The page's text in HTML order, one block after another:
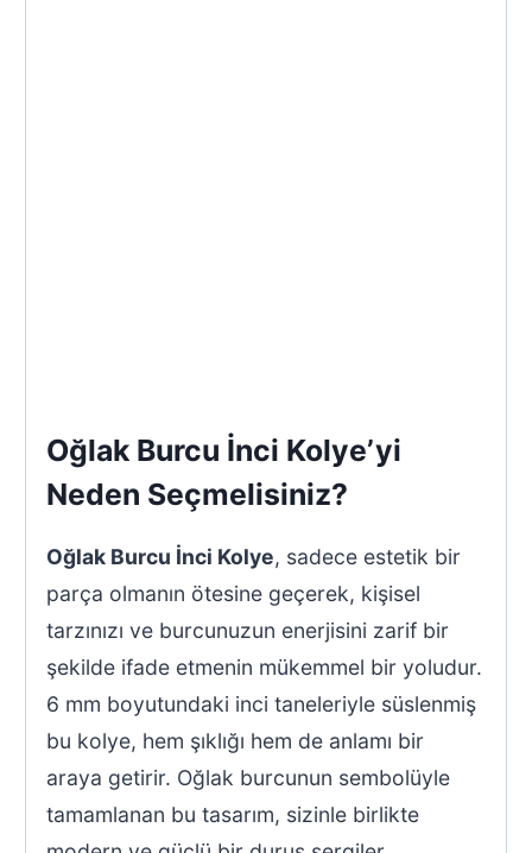
Oğlak Burcu İnci Kolye’yi
Neden Seçmelisiniz?
Oğlak Burcu İnci Kolye, sadece estetik bir
parça olmanın ötesine geçerek, kişisel
tarzınızı ve burcunuzun enerjisini zarif bir
şekilde ifade etmenin mükemmel bir yoludur.
6 mm boyutundaki inci taneleriyle süslenmiş
bu kolye, hem şıklığı hem de anlamı bir
araya getirir. Oğlak burcunun sembolüyle
tamamlanan bu tasarım, sizinle birlikte